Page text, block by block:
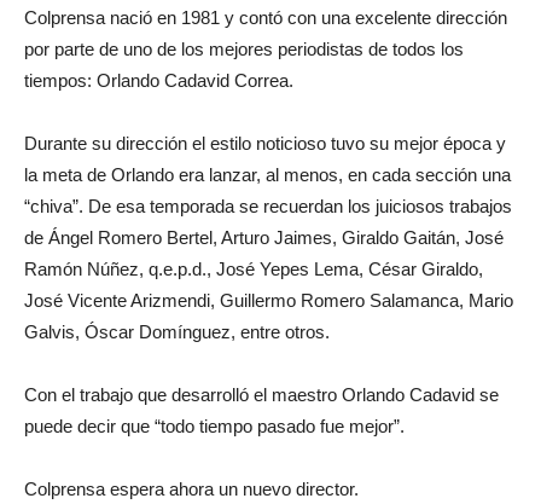
Colprensa nació en 1981 y contó con una excelente dirección
por parte de uno de los mejores periodistas de todos los
tiempos: Orlando Cadavid Correa.
Durante su dirección el estilo noticioso tuvo su mejor época y
la meta de Orlando era lanzar, al menos, en cada sección una
“chiva”. De esa temporada se recuerdan los juiciosos trabajos
de Ángel Romero Bertel, Arturo Jaimes, Giraldo Gaitán, José
Ramón Núñez, q.e.p.d., José Yepes Lema, César Giraldo,
José Vicente Arizmendi, Guillermo Romero Salamanca, Mario
Galvis, Óscar Domínguez, entre otros.
Con el trabajo que desarrolló el maestro Orlando Cadavid se
puede decir que “todo tiempo pasado fue mejor”.
Colprensa espera ahora un nuevo director.